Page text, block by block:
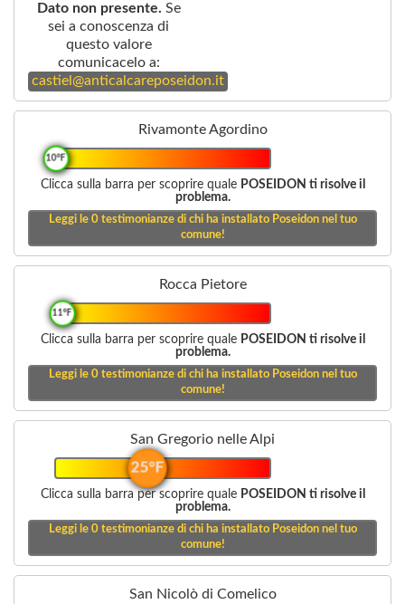
Dato non presente. Se
sei a conoscenza di
questo valore
comunicacelo a:
castiel@anticalcareposeidon.it
Rivamonte Agordino
10°F
Clicca sulla barra per scoprire quale POSEIDON ti risolve il
problema.
Leggi le 0testimonianze di chi ha installato Poseidon nel tuo
comune!
Rocca Pietore
11°F
Clicca sulla barra per scoprire quale POSEIDON ti risolve il
problema.
Leggi le 0testimonianze di chi ha installato Poseidon nel tuo
comune!
San Gregorio nelle Alpi
25°F
Clicca sulla barra per scoprire quale POSEIDON ti risolve il
problema.
Leggi le 0testimonianze di chi ha installato Poseidon nel tuo
comune!
San Nicolò di Comelico